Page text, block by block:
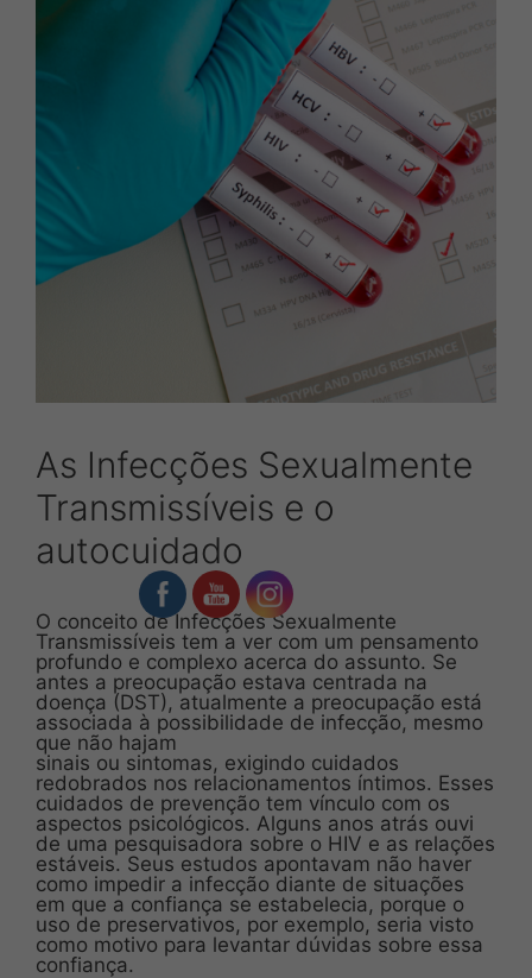
As Infecções Sexualmente
Transmissíveis e o
autocuidado
O conceito de Infecções Sexualmente
Transmissíveis tem a ver com um pensamento
profundo e complexo acerca do assunto. Se
antes a preocupação estava centrada na
doença (DST), atualmente a preocupação está
associada à possibilidade de infecção, mesmo
que não hajam
sinais ou sintomas, exigindo cuidados
redobrados nos relacionamentos íntimos. Esses
cuidados de prevenção tem vínculo com os
aspectos psicológicos. Alguns anos atrás ouvi
de uma pesquisadora sobre o HIV e as relações
estáveis. Seus estudos apontavam não haver
como impedir a infecção diante de situações
em que a confiança se estabelecia, porque o
uso de preservativos, por exemplo, seria visto
como motivo para levantar dúvidas sobre essa
confiança.